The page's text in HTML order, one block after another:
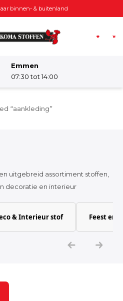
binnen- & buitenland
Emmen
07:30 tot 14:00
stof
“aankleding”
uitgebreid assortiment stoffen,
decoratie en interieur
& Interieur stof Feest en